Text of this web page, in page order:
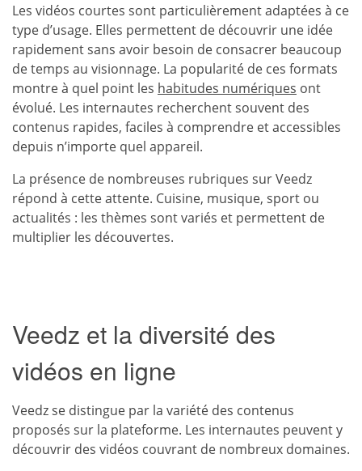
Les vidéos courtes sont particulièrement adaptées à ce
type d’usage. Elles permettent de découvrir une idée
rapidement sans avoir besoin de consacrer beaucoup
de temps au visionnage. La popularité de ces formats
montre à quel point les habitudes numériques ont
évolué. Les internautes recherchent souvent des
contenus rapides, faciles à comprendre et accessibles
depuis n’importe quel appareil.
La présence de nombreuses rubriques sur Veedz
répond à cette attente. Cuisine, musique, sport ou
actualités : les thèmes sont variés et permettent de
multiplier les découvertes.
Veedz et la diversité des
vidéos en ligne
Veedz se distingue par la variété des contenus
proposés sur la plateforme. Les internautes peuvent y
découvrir des vidéos couvrant de nombreux domaines.